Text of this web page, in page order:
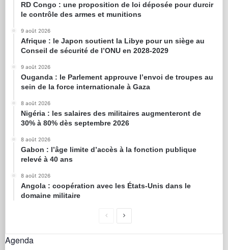
RD Congo : une proposition de loi déposée pour durcir
le contrôle des armes et munitions
9 août 2026
Afrique : le Japon soutient la Libye pour un siège au
Conseil de sécurité de l’ONU en 2028-2029
9 août 2026
Ouganda : le Parlement approuve l’envoi de troupes au
sein de la force internationale à Gaza
8 août 2026
Nigéria : les salaires des militaires augmenteront de
30% à 80% dès septembre 2026
8 août 2026
Gabon : l’âge limite d’accès à la fonction publique
relevé à 40 ans
8 août 2026
Angola : coopération avec les États-Unis dans le
domaine militaire
Agenda